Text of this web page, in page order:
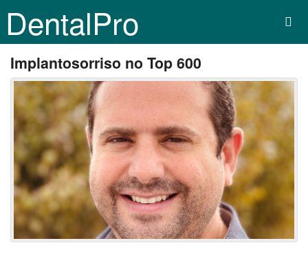
DentalPro
Implantosorriso no Top 600